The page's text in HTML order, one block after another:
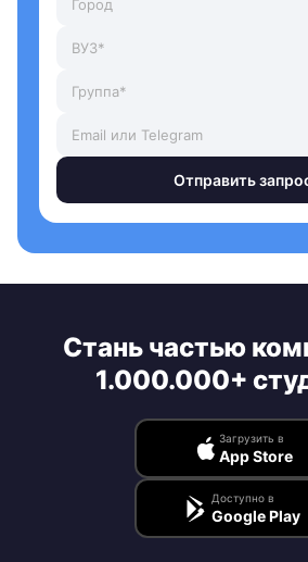
Отправить
Стань частью
1.000.000+
Загрузить в
App Store
Доступно в
Google Play